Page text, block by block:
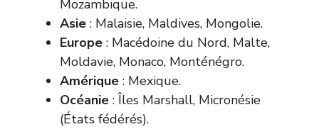
Mozambique.
Asie : Malaisie, Maldives, Mongolie.
Europe : Macédoine du Nord, Malte,
Moldavie, Monaco, Monténégro.
Amérique : Mexique.
Océanie : Îles Marshall, Micronésie
(États fédérés).